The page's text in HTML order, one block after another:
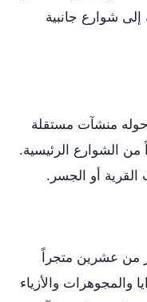
إلى شوارع جانبية
منشآت مستقلة
من الشوارع الرئيسية.
القرية أو الجسر.
من عشرين متجراً
والمجوهرات والأزياء